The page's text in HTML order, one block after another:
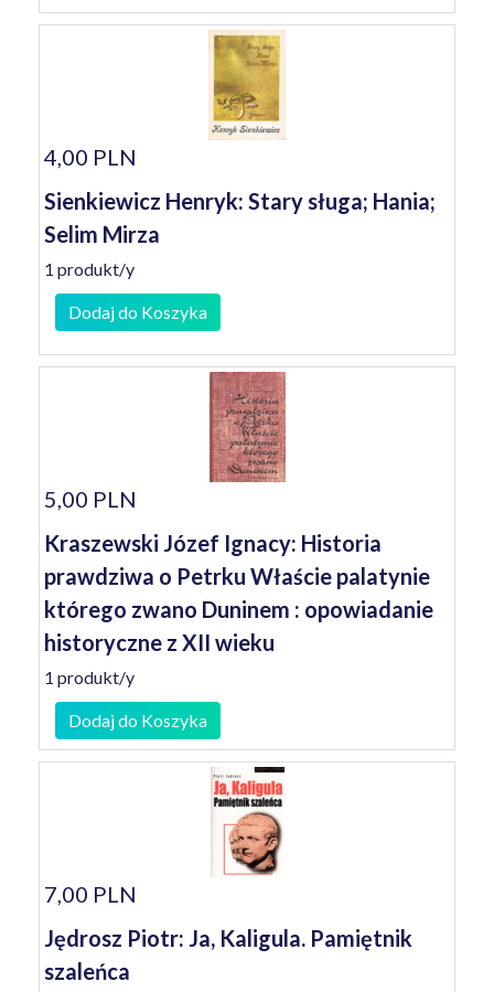
4,00 PLN
Sienkiewicz Henryk: Stary sługa; Hania;
Selim Mirza
1 produkt/y
Dodaj do Koszyka
5,00 PLN
Kraszewski Józef Ignacy: Historia
prawdziwa o Petrku Właście palatynie
którego zwano Duninem : opowiadanie
historyczne z XII wieku
1 produkt/y
Dodaj do Koszyka
7,00 PLN
Jędrosz Piotr: Ja, Kaligula. Pamiętnik
szaleńca